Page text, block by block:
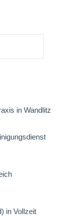
in Wandlitz
in Vollzeit